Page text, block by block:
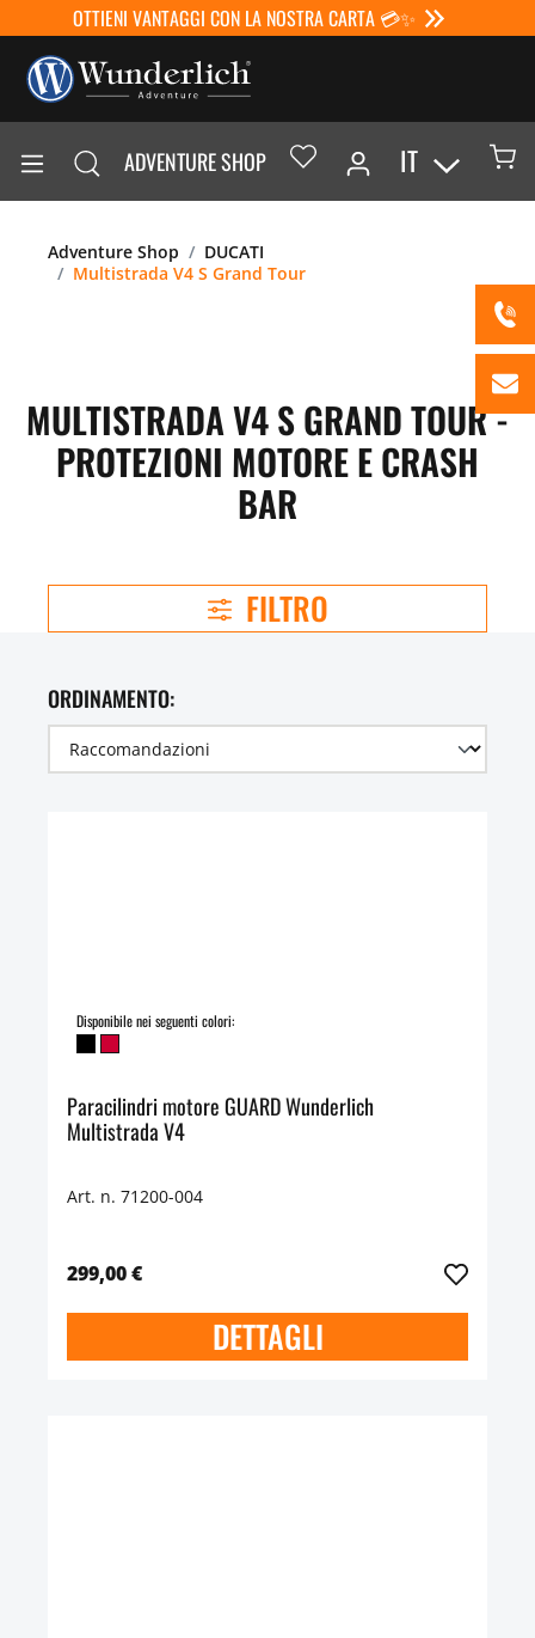
OTTIENI VANTAGGI CON LA NOSTRA CARTA 💳✨
ADVENTURE SHOP IT
Adventure Shop
DUCATI
Multistrada V4 S Grand Tour
MULTISTRADA V4 S GRAND TOUR -
PROTEZIONI MOTORE E CRASH
BAR
FILTRO
ORDINAMENTO:
Disponibile nei seguenti colori:
Paracilindri motore GUARD Wunderlich
Multistrada V4
Art. n. 71200-004
299,00 €
DETTAGLI